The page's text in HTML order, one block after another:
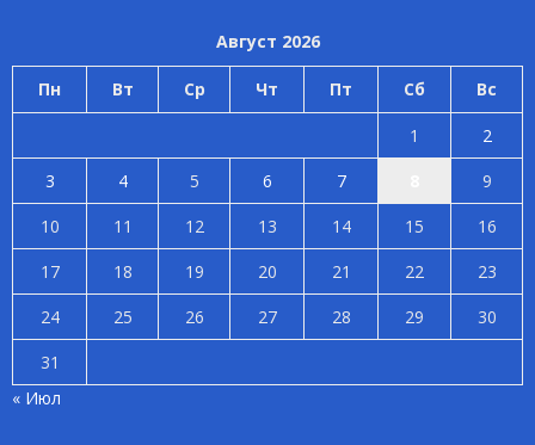
Август 2026
Пн Вт Ср Чт Пт Сб Вс
1
2
3
4 5 6 7
9
10
11 12 13 14 15
16
17
18 19 20 21 22
23
24
25 26 27 28 29
30
31
« Июл